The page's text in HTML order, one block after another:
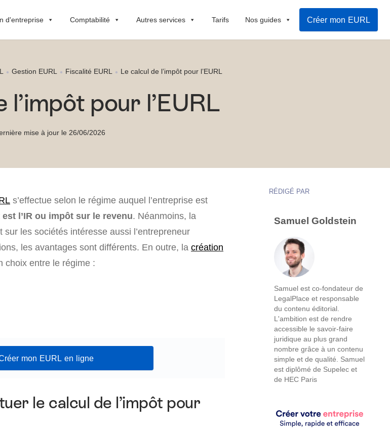
d'entreprise Comptabilité Autres services Tarifs Nos guides Créer mon EURL
Gestion EURL Fiscalité EURL Le calcul de l’impôt pour l’EURL
l’impôt pour l’EURL
mise à jour le 26/06/2026
s’effectue selon le régime auquel l’entreprise est
l’IR ou impôt sur le revenu. Néanmoins, la
sur les sociétés intéresse aussi l’entrepreneur
les avantages sont différents. En outre, la création
choix entre le régime :
mon EURL en ligne
le calcul de l’impôt pour
RÉDIGÉ PAR
Samuel Goldstein
Samuel est co-fondateur de
LegalPlace et responsable
du contenu éditorial.
L'ambition est de rendre
accessible le savoir-faire
juridique au plus grand
nombre grâce à un contenu
simple et de qualité. Samuel
est diplômé de Supelec et
de HEC Paris